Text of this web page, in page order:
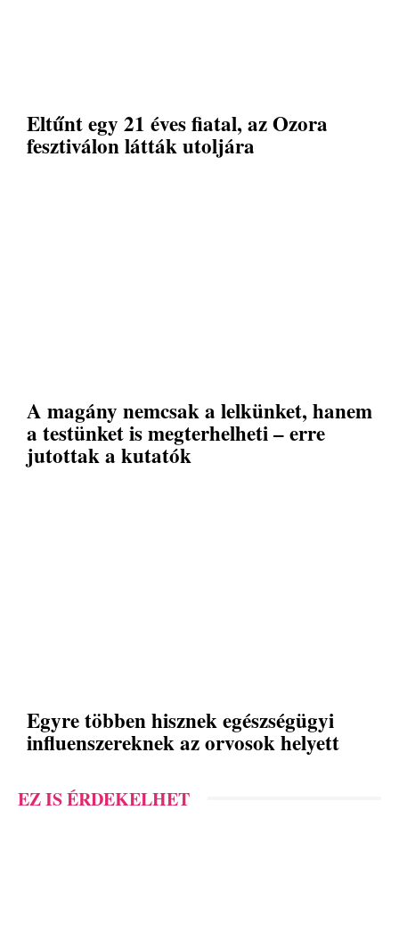
Eltűnt egy 21 éves fiatal, az Ozora
fesztiválon látták utoljára
A magány nemcsak a lelkünket, hanem
a testünket is megterhelheti – erre
jutottak a kutatók
Egyre többen hisznek egészségügyi
influenszereknek az orvosok helyett
EZ IS ÉRDEKELHET